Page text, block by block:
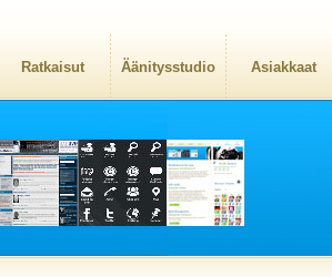
Ratkaisut Äänitysstudio Asiakkaat